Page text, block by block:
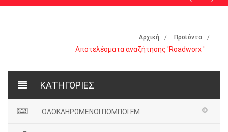
Αρχική Προϊόντα
Αποτελέσματα αναζήτησης 'Roadworx '
ΚΑΤΗΓΟΡΙΕΣ
ΟΛΟΚΛΗΡΩΜΕΝΟΙ ΠΟΜΠΟΙ FM